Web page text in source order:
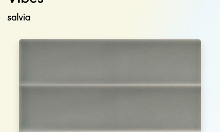
Minimalism
salvia